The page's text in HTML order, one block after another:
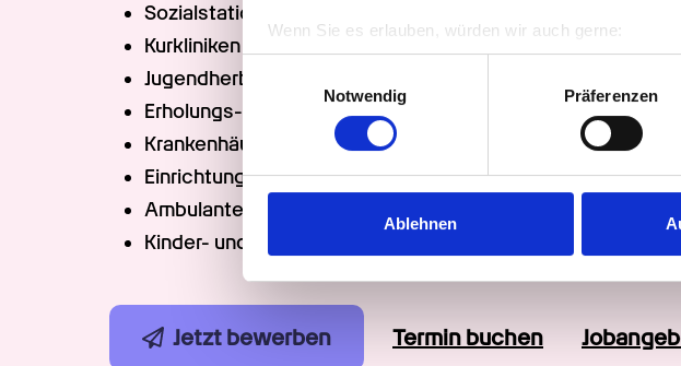
Wenn Sie es erlauben, würden wir auch gerne:
Informationen über Ihre geografische Lage
Ihr Gerät durch aktives Scannen nach
Erfahren Sie mehr darüber, wie Ihre persönlichen
Einzelheitenfest.
Wir verwenden Cookies, um Inhalte und Anzeigen
und die Zugriffe auf unsere Website zu analysieren.
Website an unsere Partner für soziale Medien,
der Dienste gesammelt haben.
Einwilligungsauswahl
Notwendig
Präferenzen
Ablehnen
Sozialstationen
Kurkliniken
Jugendherbergen
Erholungs- und Reha-Einrichtungen
Krankenhäuser und Kliniken
Einrichtungen für Menschen mit Behinderungen
Ambulante (Intensiv-) Pflegedienste
Kinder- und Jugendhilfe
Jetzt bewerben Termin buchen